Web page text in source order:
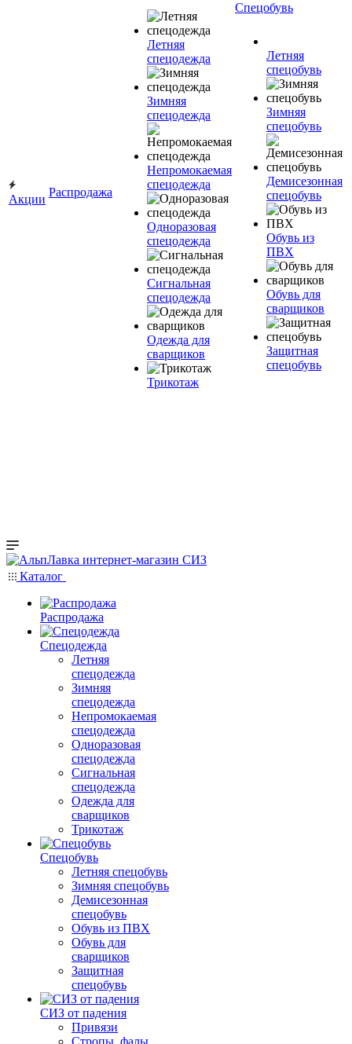
Акции
Распродажа
Летняя
спецодежда
Зимняя
спецодежда
Непромокаемая
спецодежда
Одноразовая
спецодежда
Сигнальная
спецодежда
Одежда для
сварщиков
Трикотаж
Спецобувь
Летняя
спецобувь
Зимняя
спецобувь
Демисезонная
спецобувь
Обувь из
ПВХ
Обувь для
сварщиков
Защитная
спецобувь
Каталог
Распродажа
Спецодежда
Летняя
спецодежда
Зимняя
спецодежда
Непромокаемая
спецодежда
Одноразовая
спецодежда
Сигнальная
спецодежда
Одежда для
сварщиков
Трикотаж
Спецобувь
Летняя спецобувь
Зимняя спецобувь
Демисезонная
спецобувь
Обувь из ПВХ
Обувь для
сварщиков
Защитная
спецобувь
СИЗ от падения
Привязи
Стропы, фалы,